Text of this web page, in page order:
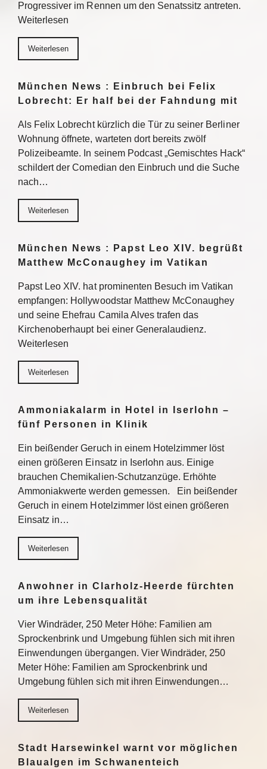
Progressiver im Rennen um den Senatssitz antreten.
Weiterlesen
Weiterlesen
München News : Einbruch bei Felix
Lobrecht: Er half bei der Fahndung mit
Als Felix Lobrecht kürzlich die Tür zu seiner Berliner
Wohnung öffnete, warteten dort bereits zwölf
Polizeibeamte. In seinem Podcast „Gemischtes Hack“
schildert der Comedian den Einbruch und die Suche
nach…
Weiterlesen
München News : Papst Leo XIV. begrüßt
Matthew McConaughey im Vatikan
Papst Leo XIV. hat prominenten Besuch im Vatikan
empfangen: Hollywoodstar Matthew McConaughey
und seine Ehefrau Camila Alves trafen das
Kirchenoberhaupt bei einer Generalaudienz.
Weiterlesen
Weiterlesen
Ammoniakalarm in Hotel in Iserlohn –
fünf Personen in Klinik
Ein beißender Geruch in einem Hotelzimmer löst
einen größeren Einsatz in Iserlohn aus. Einige
brauchen Chemikalien-Schutzanzüge. Erhöhte
Ammoniakwerte werden gemessen. Ein beißender
Geruch in einem Hotelzimmer löst einen größeren
Einsatz in…
Weiterlesen
Anwohner in Clarholz-Heerde fürchten
um ihre Lebensqualität
Vier Windräder, 250 Meter Höhe: Familien am
Sprockenbrink und Umgebung fühlen sich mit ihren
Einwendungen übergangen. Vier Windräder, 250
Meter Höhe: Familien am Sprockenbrink und
Umgebung fühlen sich mit ihren Einwendungen…
Weiterlesen
Stadt Harsewinkel warnt vor möglichen
Blaualgen im Schwanenteich